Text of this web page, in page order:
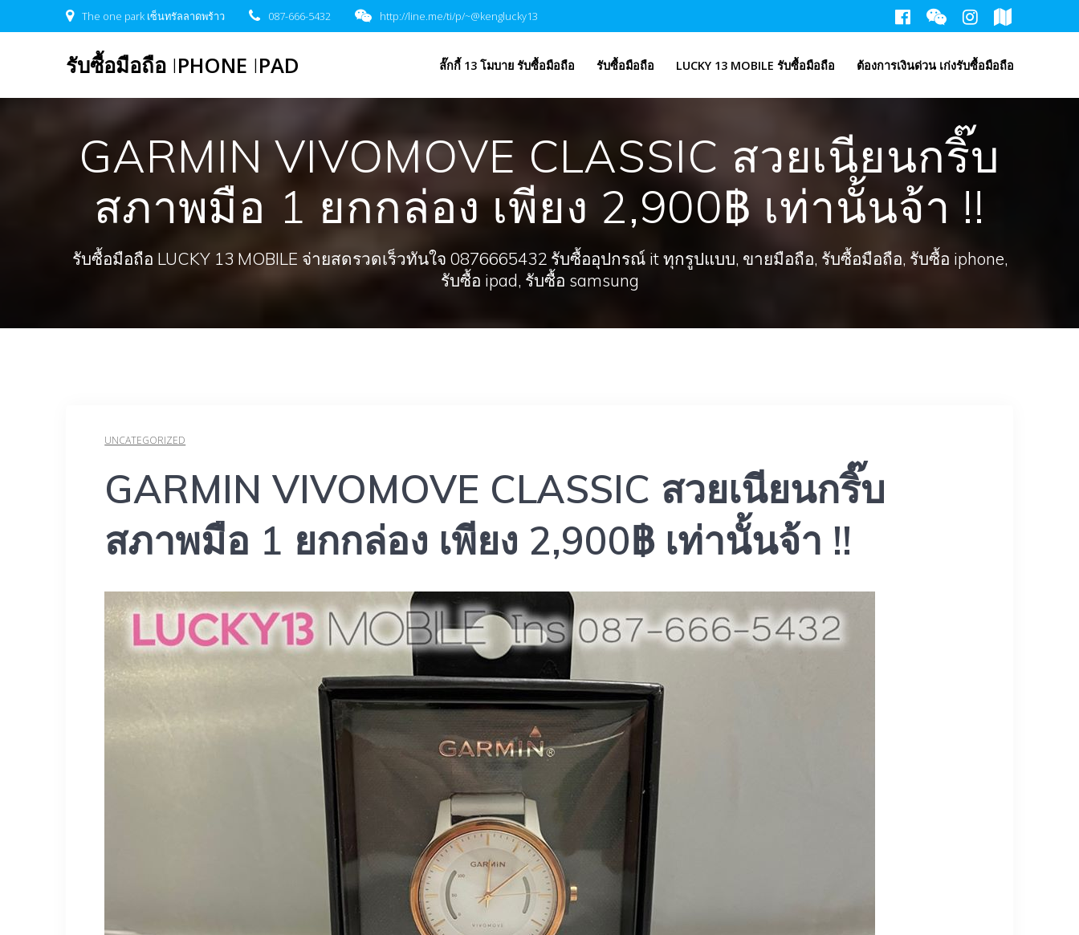
to
The one park เซ็นทรัลลาดพร้าว 087-666-5432 http://line.me/ti/p/~@kenglucky13
รับซื้อมือถือ IPHONE IPAD ​ลั๊กกี้ 13 โมบาย รับซื้อมือถือ รับซื้อมือถือ LUCKY 13 MOBILE รับซื้อมือถือ ต้องการเงินด่วน เก่งรับซื้อมือถือ
GARMIN VIVOMOVE CLASSIC สวยเนียนกริ๊บ
สภาพมือ 1 ยกกล่อง เพียง 2,900฿ เท่านั้นจ้า !!
รับซื้อมือถือ LUCKY 13 MOBILE จ่ายสดรวดเร็วทันใจ 0876665432 รับซื้ออุปกรณ์ it ทุกรูปแบบ, ขายมือถือ, รับซื้อมือถือ, รับซื้อ iphone,
รับซื้อ ipad, รับซื้อ samsung
UNCATEGORIZED
GARMIN VIVOMOVE CLASSIC สวยเนียนกริ๊บ
สภาพมือ 1 ยกกล่อง เพียง 2,900฿ เท่านั้นจ้า !!